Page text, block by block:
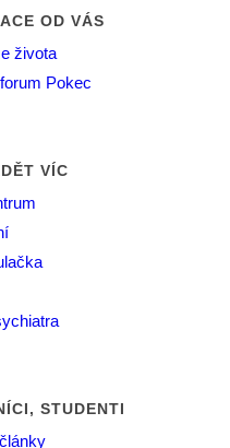
OD VÁS
života
Pokec
VÍC
STUDENTI